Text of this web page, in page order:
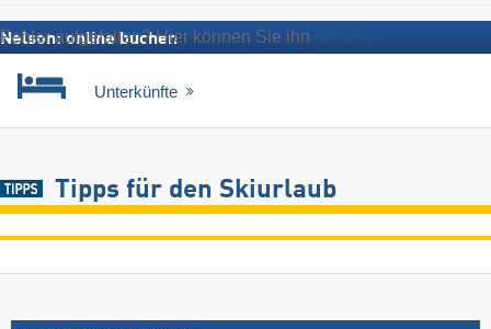
Fehler aufgefallen? Hier können Sie ihn
Nelson: online buchen
Unterkünfte
Tipps für den Skiurlaub